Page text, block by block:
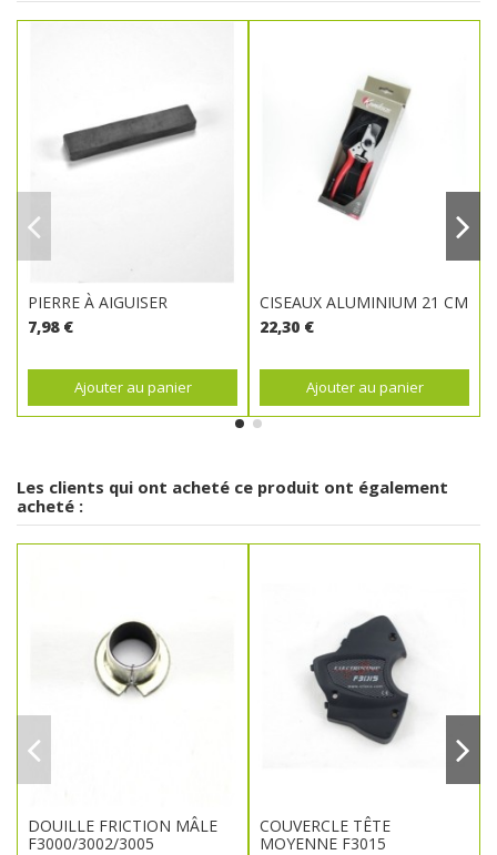
PIERRE À AIGUISER
7,98 €
Ajouter au panier
CISEAUX ALUMINIUM 21 CM
22,30 €
Ajouter au panier
Les clients qui ont acheté ce produit ont également
acheté :
DOUILLE FRICTION MÂLE
F3000/3002/3005
COUVERCLE TÊTE
MOYENNE F3015